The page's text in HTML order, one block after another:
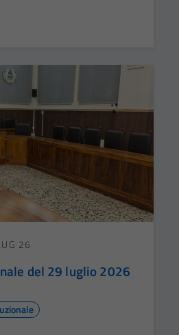
26
del 29 luglio 2026